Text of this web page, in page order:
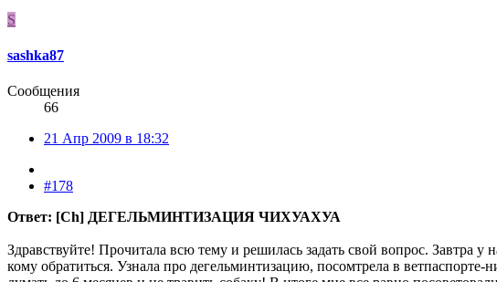
S
sashka87
Сообщения
66
21 Апр 2009 в 18:32
#178
Ответ: [Ch] ДЕГЕЛЬМИНТИЗАЦИЯ ЧИХУАХУА
Здравствуйте! Прочитала всю тему и решилась задать свой вопрос. Завтра
кому обратиться. Узнала про дегельминтизацию, посомтрела в